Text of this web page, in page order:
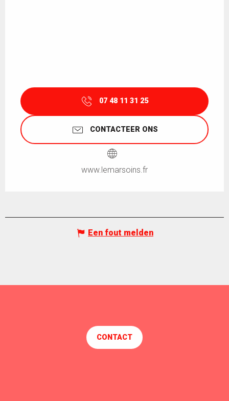
07 48 11 31 25
CONTACTEER ONS
www.lemarsoins.fr
Een fout melden
CONTACT